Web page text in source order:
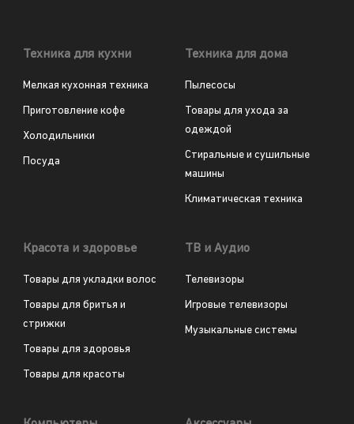
Техника для кухни
Мелкая кухонная техника
Приготовление кофе
Холодильники
Посуда
Техника для дома
Пылесосы
Товары для ухода за
одеждой
Стиральные и сушильные
машины
Климатическая техника
Красота и здоровье
Товары для укладки волос
Товары для бритья и
стрижки
Товары для здоровья
Товары для красоты
ТВ и Аудио
Телевизоры
Игровые телевизоры
Музыкальные системы